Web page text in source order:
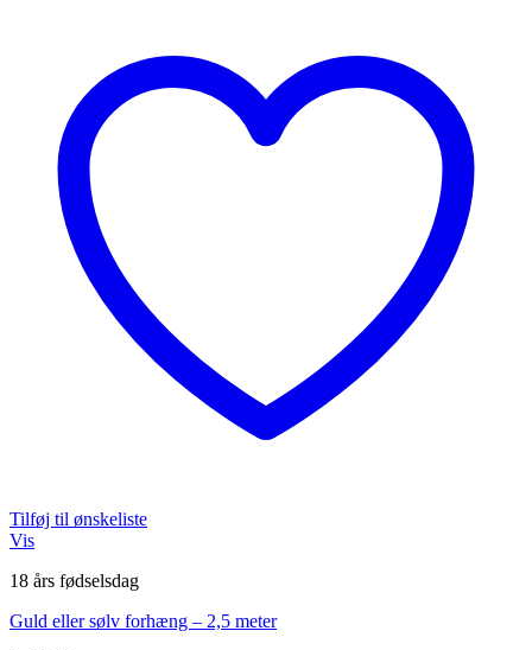
Tilføj til ønskeliste
Vis
18 års fødselsdag
Guld eller sølv forhæng – 2,5 meter